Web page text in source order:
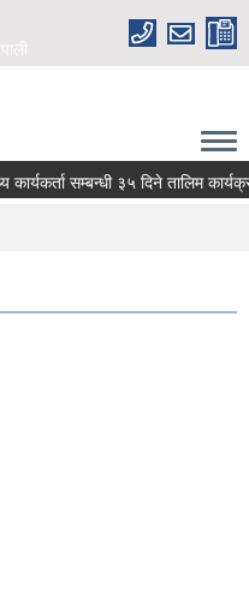
सम्बन्धी ३५ दिने तालिम